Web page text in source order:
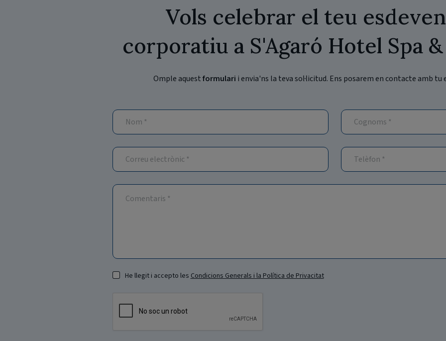
Vols celebrar el teu
corporatiu a S'Agaró Hotel Spa
Omple aquestformulari i envia'ns la teva sol·licitud. Ens posarem en contacte amb tu
He llegit i accepto lesCondicions Generals i la Política de Privacitat